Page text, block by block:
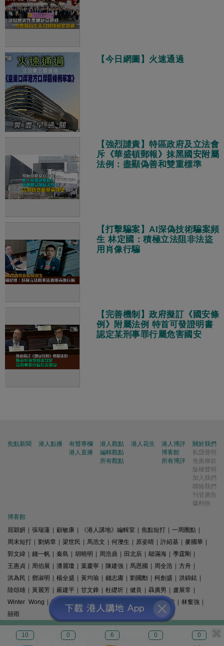
10 0 6 0 0
【今日網圖】火速通過
【強烈譴責】特區政府及立法會
斥《華盛頓郵報》抹黑國安附屬
法例：盡顯偽善和雙重標準
【打擊騙案】AI深偽技術騙案頻
生 林定國：積極立法阻非法盜
用肖像行騙
【完善機制】政府擬訂《國安條
例》附屬法例 特首可發證明書
認定某刑事罪行屬危害國安
焦點新聞 港人點播
有聲專欄
港人直播
港人觀點
編輯觀點
所有觀點
港人花生
港人博評
博客館
所有博評
關於我們
私隱聲明
免責條款
版權聲明
加入我們
聯絡我們
刊登廣告
爆料快
博客館
屈穎妍
張瑞蓮 顧敏康 《港人講地》編輯室 焦點短打 一周圈點
周末短打
劉炳章 梁世民 馬浩文 何濼生 原姿晴 許紹基 麥國華
郭文緯
錢一帆 秦島 胡曉明 周浩鼎 田北辰 鄔滿海 季霆剛
王惠貞
周伯展 潘麗瓊 葉慶寧 陳建強 馬恩國 周全浩 方舟
洪為民
鄧淑明 楊全盛 黃均瑜 錢志庸 劉國勳 柯創盛 洪錦鉉
陸頌雄
黃麗芳 嚴建平 甘文鋒 杜礎圻 健良 聶廣男 盧展常
Winter Wong
K2 梁文新 羅崑 姚銘 精選文章 林奮強
囍雨
© 港人講地